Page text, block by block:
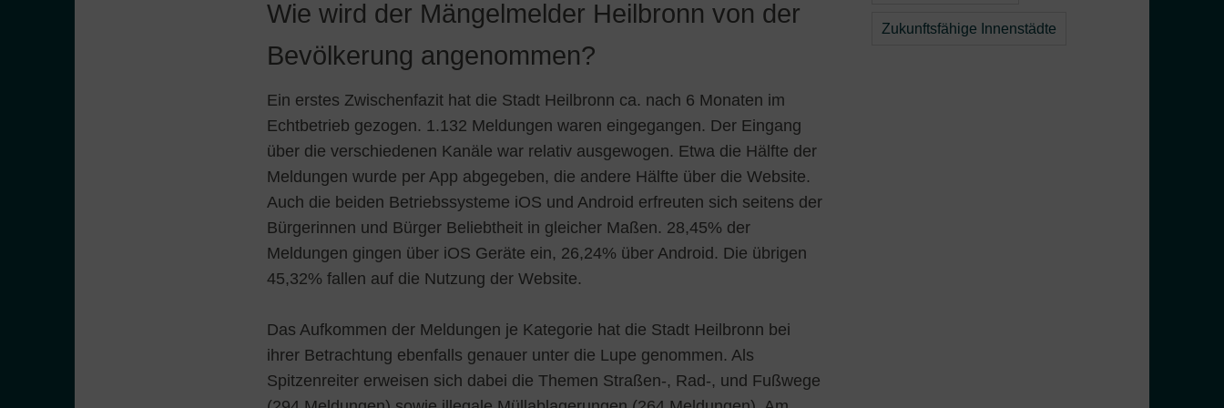
Wie wird der Mängelmelder Heilbronn von der
Bevölkerung angenommen?
Ein erstes Zwischenfazit hat die Stadt Heilbronn ca. nach 6 Monaten im
Echtbetrieb gezogen. 1.132 Meldungen waren eingegangen. Der Eingang
über die verschiedenen Kanäle war relativ ausgewogen. Etwa die Hälfte der
Meldungen wurde per App abgegeben, die andere Hälfte über die Website.
Auch die beiden Betriebssysteme iOS und Android erfreuten sich seitens der
Bürgerinnen und Bürger Beliebtheit in gleicher Maßen. 28,45% der
Meldungen gingen über iOS Geräte ein, 26,24% über Android. Die übrigen
45,32% fallen auf die Nutzung der Website.
Das Aufkommen der Meldungen je Kategorie hat die Stadt Heilbronn bei
ihrer Betrachtung ebenfalls genauer unter die Lupe genommen. Als
Spitzenreiter erweisen sich dabei die Themen Straßen-, Rad-, und Fußwege
Zukunftsfähige Innenstädte